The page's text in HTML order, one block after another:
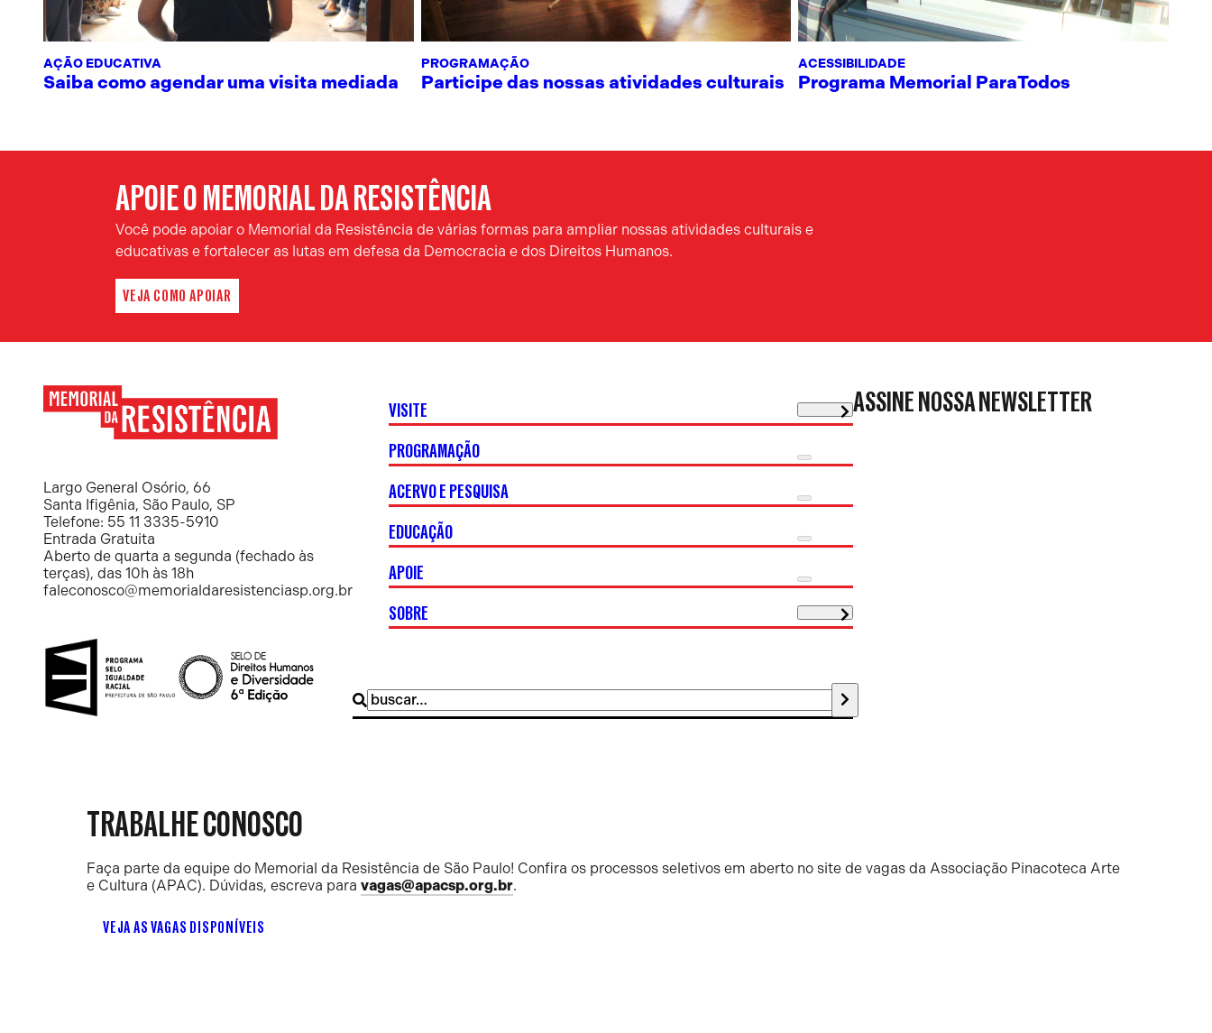
AÇÃO EDUCATIVA
Saiba como agendar uma visita mediada
PROGRAMAÇÃO
Participe das nossas atividades culturais
ACESSIBILIDADE
Programa Memorial ParaTodos
APOIE O MEMORIAL DA RESISTÊNCIA
Você pode apoiar o Memorial da Resistência de várias formas para ampliar nossas atividades culturais e
educativas e fortalecer as lutas em defesa da Democracia e dos Direitos Humanos.
VEJA COMO APOIAR
Resistência
Largo General Osório, 66
Santa Ifigênia, São Paulo, SP
Telefone: 55 11 3335-5910
Entrada Gratuita
Aberto de quarta a segunda (fechado às
terças), das 10h às 18h
faleconosco@memorialdaresistenciasp.org.br
Buscar
por:
VISITE
PROGRAMAÇÃO
ACERVO E PESQUISA
EDUCAÇÃO
APOIE
SOBRE
ASSINE NOSSA NEWSLETTER
TRABALHE CONOSCO
Faça parte da equipe do Memorial da Resistência de São Paulo! Confira os processos seletivos em aberto no site de vagas da Associação Pinacoteca Arte
e Cultura (APAC). Dúvidas, escreva para vagas@apacsp.org.br.
VEJA AS VAGAS DISPONÍVEIS